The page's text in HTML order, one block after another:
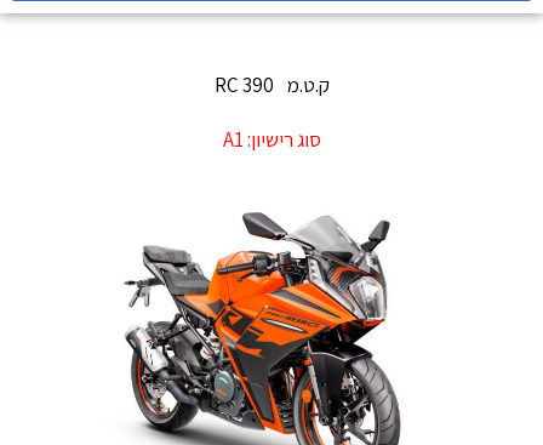
ק.ט.מ 390 RC
סוג רישיון:A1